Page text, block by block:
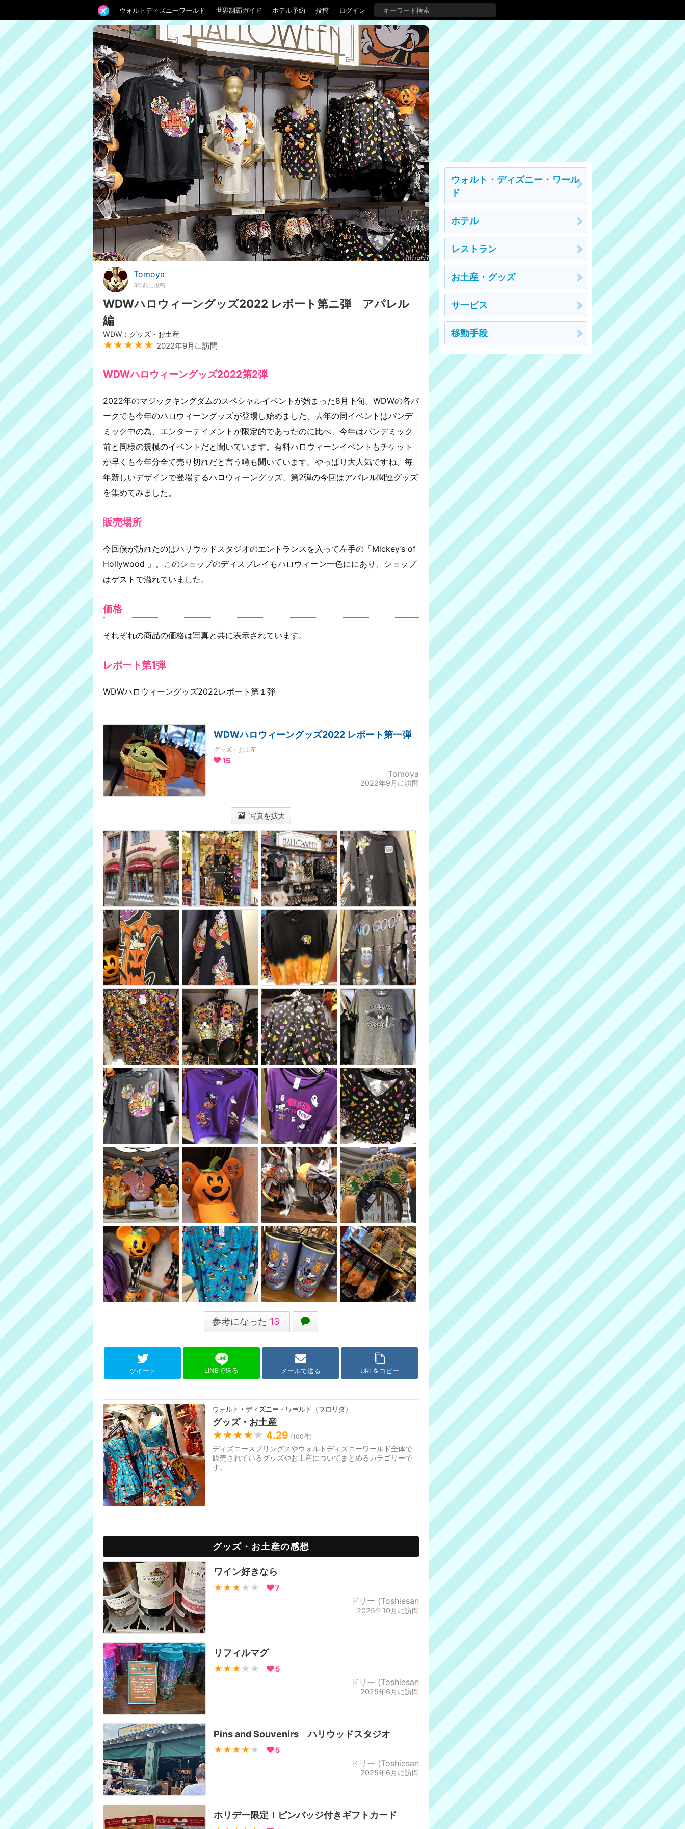
ウォルトディズニーワールド 世界制覇ガイド ホテル予約 投稿 ログイン
Tomoya
3年前に投稿
WDWハロウィーングッズ2022 レポート第ニ弾 アパレル
編
WDW：グッズ・お土産
★★★★★ 2022年9月に訪問
WDWハロウィーングッズ2022第2弾
2022年のマジックキングダムのスペシャルイベントが始まった8月下旬。WDWの各パ
ークでも今年のハロウィーングッズが登場し始めました。去年の同イベントはパンデ
ミック中の為、エンターテイメントが限定的であったのに比べ、今年はパンデミック
前と同様の規模のイベントだと聞いています。有料ハロウィーンイベントもチケット
が早くも今年分全て売り切れだと言う噂も聞いています。やっぱり大人気ですね。毎
年新しいデザインで登場するハロウィーングッズ、第2弾の今回はアパレル関連グッズ
を集めてみました。
販売場所
今回僕が訪れたのはハリウッドスタジオのエントランスを入って左手の「Mickey’s of
Hollywood 」。このショップのディスプレイもハロウィーン一色ににあり、ショップ
はゲストで溢れていました。
価格
それぞれの商品の価格は写真と共に表示されています。
レポート第1弾
WDWハロウィーングッズ2022レポート第１弾
WDWハロウィーングッズ2022 レポート第一弾
グッズ・お土産
15
Tomoya
2022年9月に訪問
写真を拡大
参考になった 13
ツイート LINEで送る メールで送る URLをコピー
ウォルト・ディズニー・ワールド（フロリダ）
グッズ・お土産
★★★★ ★ 4.29 (100件)
ディズニースプリングスやウォルトディズニーワールド全体で
販売されているグッズやお土産についてまとめるカテゴリーで
す。
グッズ・お土産の感想
ワイン好きなら
★★★ ★★ 7
ドリー (Toshiesan
2025年10月に訪問
リフィルマグ
★★★ ★★ 5
ドリー (Toshiesan
2025年6月に訪問
Pins and Souvenirs ハリウッドスタジオ
★★★★ ★ 5
ドリー (Toshiesan
2025年6月に訪問
ホリデー限定！ピンバッジ付きギフトカード
ウォルト・ディズニー・ワール
ド
ホテル
レストラン
お土産・グッズ
サービス
移動手段